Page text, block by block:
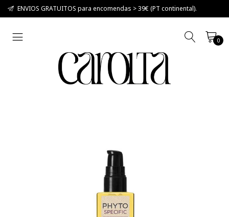
ENVIOS GRATUITOS para encomendas > 39€ (PT continental).
0